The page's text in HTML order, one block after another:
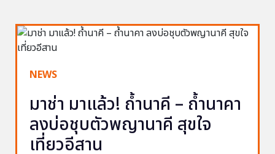
NEWS
มาช่า มาแล้ว! ถ้ำนาคี – ถ้ำนาคา
ลงบ่อชุบตัวพญานาคี สุขใจ
เที่ยวอีสาน